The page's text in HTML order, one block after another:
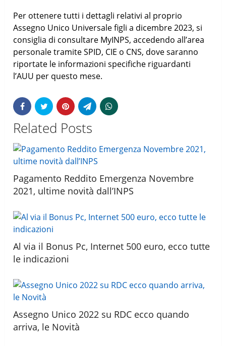
Per ottenere tutti i dettagli relativi al proprio
Assegno Unico Universale figli a dicembre 2023, si
consiglia di consultare MyINPS, accedendo all’area
personale tramite SPID, CIE o CNS, dove saranno
riportate le informazioni specifiche riguardanti
l’AUU per questo mese.
Related Posts
Pagamento Reddito Emergenza Novembre
2021, ultime novità dall’INPS
Al via il Bonus Pc, Internet 500 euro, ecco tutte
le indicazioni
Assegno Unico 2022 su RDC ecco quando
arriva, le Novità